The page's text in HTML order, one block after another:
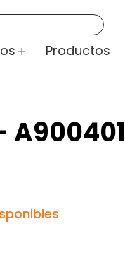
Productos
A900401